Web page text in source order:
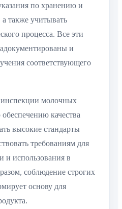
по хранению и
также учитывать
процесса. Все эти
и
соответствующего
молочных
качества
высокие стандарты
требованиям для
и использования в
соблюдение строгих
основу для